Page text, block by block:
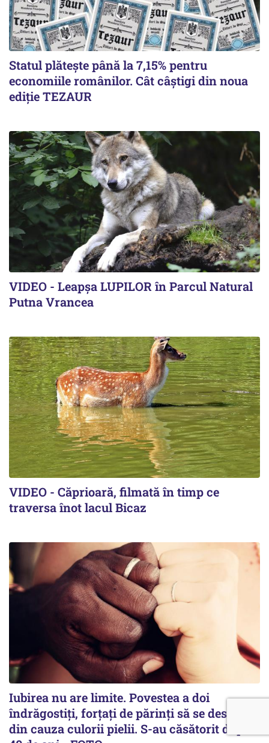
Statul plătește până la 7,15% pentru
economiile românilor. Cât câștigi din noua
ediție TEZAUR
VIDEO - Leapșa LUPILOR în Parcul Natural
Putna Vrancea
VIDEO - Căprioară, filmată în timp ce
traversa înot lacul Bicaz
Iubirea nu are limite. Povestea a doi
îndrăgostiţi, forţaţi de părinţi să se despartă
din cauza culorii pielii. S-au căsătorit după